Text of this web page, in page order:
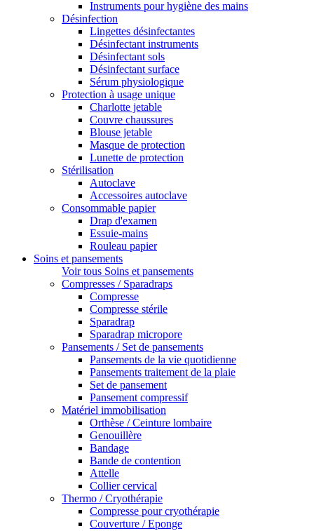
Instruments pour hygiène des mains
Désinfection
Lingettes désinfectantes
Désinfectant instruments
Désinfectant sols
Désinfectant surface
Sérum physiologique
Protection à usage unique
Charlotte jetable
Couvre chaussures
Blouse jetable
Masque de protection
Lunette de protection
Stérilisation
Autoclave
Accessoires autoclave
Consommable papier
Drap d'examen
Essuie-mains
Rouleau papier
Soins et pansements
Voir tous Soins et pansements
Compresses / Sparadraps
Compresse
Compresse stérile
Sparadrap
Sparadrap micropore
Pansements / Set de pansements
Pansements de la vie quotidienne
Pansements traitement de la plaie
Set de pansement
Pansement compressif
Matériel immobilisation
Orthèse / Ceinture lombaire
Genouillère
Bandage
Bande de contention
Attelle
Collier cervical
Thermo / Cryothérapie
Compresse pour cryothérapie
Couverture / Eponge